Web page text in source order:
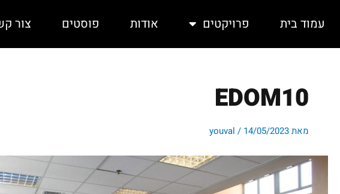
לתוכןעמוד בית פרויקטים אודות פוסטים צור
EDOM10
מאת youval / 14/05/2023